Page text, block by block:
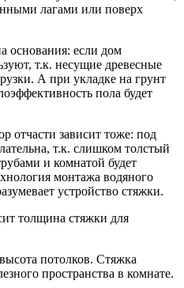
лагами или поверх
основания: если дом
т.к. несущие древесные
А при укладке на грунт
пола будет
отчасти зависит тоже: под
т.к. слишком толстый
и комнатой будет
монтажа водяного
устройство стяжки.
толщина стяжки для
потолков. Стяжка
пространства в комнате.